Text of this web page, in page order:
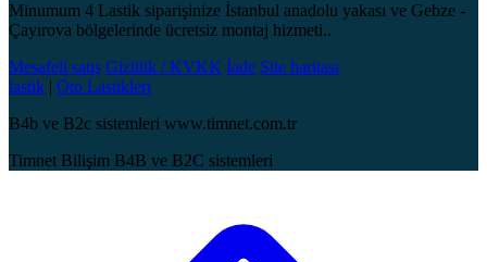
Minumum 4 Lastik siparişinize İstanbul anadolu yakası ve Gebze -
Çayırova bölgelerinde ücretsiz montaj hizmeti..
Mesafeli satış Gizlilik / KVKK İade Site haritası
lastik | Oto Lastikleri
B4b ve B2c sistemleri www.timnet.com.tr
Timnet Bilişim B4B ve B2C sistemleri